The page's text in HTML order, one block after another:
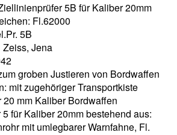
5B für Kaliber 20mm
Fl.62000
5B
Jena
groben Justieren von Bordwaffen
mit zugehöriger Transportkiste
20 mm Kaliber Bordwaffen
für Kaliber 20mm bestehend aus:
mit umlegbarer Warnfahne, Fl.